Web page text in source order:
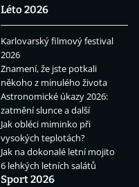
Léto 2026
Karlovarský filmový festival
2026
Znamení, že jste potkali
někoho z minulého života
Astronomické úkazy 2026:
zatmění slunce a další
Jak obléci miminko při
vysokých teplotách?
Jak na dokonalé letní mojito
6 lehkých letních salátů
Sport 2026